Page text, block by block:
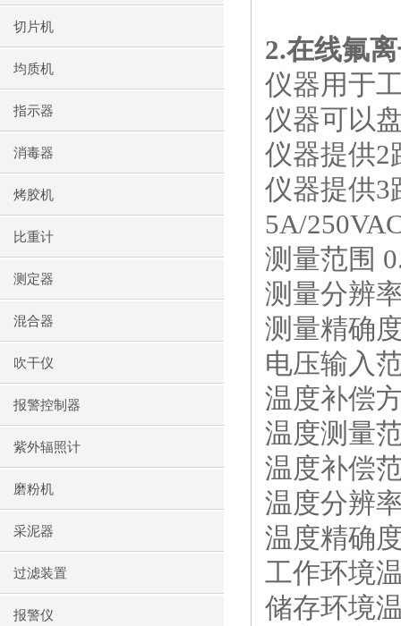
切片机
均质机
指示器
消毒器
烤胶机
比重计
测定器
混合器
吹干仪
报警控制器
紫外辐照计
磨粉机
采泥器
过滤装置
报警仪
2.在线氟
仪器用于
仪器可以
仪器提供2
仪器提供3
5A/
测量范围
测量分辨
测量精确
电压输入
温度补偿
温度测量
温度补偿
温度分辨
温度精确
工作环境
储存环境